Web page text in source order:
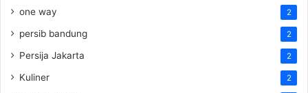
one way 2
persib bandung 2
Persija Jakarta 2
Kuliner 2